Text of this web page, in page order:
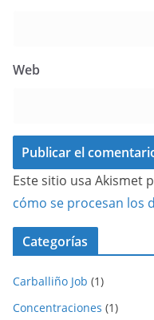
Web
Este sitio usa Akismet
cómo se procesan los
Categorías
Carballiño Job (1)
Concentraciones (1)